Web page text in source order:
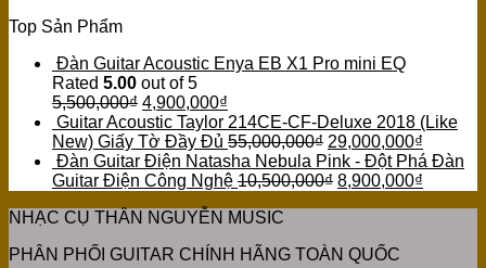
Top Sản Phẩm
Đàn Guitar Acoustic Enya EB X1 Pro mini EQ
Rated 5.00 out of 5
5,500,000₫ 4,900,000₫
Guitar Acoustic Taylor 214CE-CF-Deluxe 2018 (Like
New) Giấy Tờ Đầy Đủ 55,000,000₫ 29,000,000₫
Đàn Guitar Điện Natasha Nebula Pink - Đột Phá Đàn
Guitar Điện Công Nghệ 10,500,000₫ 8,900,000₫
NHẠC CỤ THÂN NGUYỄN MUSIC
PHÂN PHỐI GUITAR CHÍNH HÃNG TOÀN QUỐC